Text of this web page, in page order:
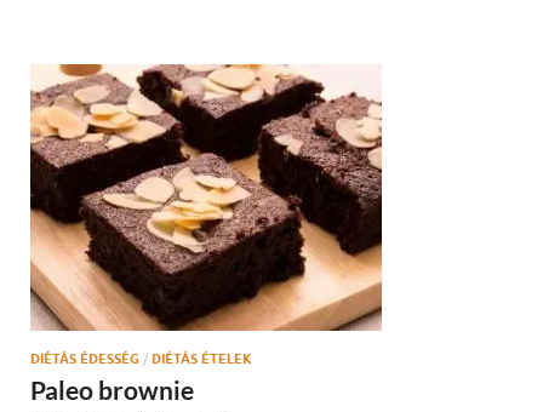
DIÉTÁS ÉDESSÉG / DIÉTÁS ÉTELEK
Paleo brownie